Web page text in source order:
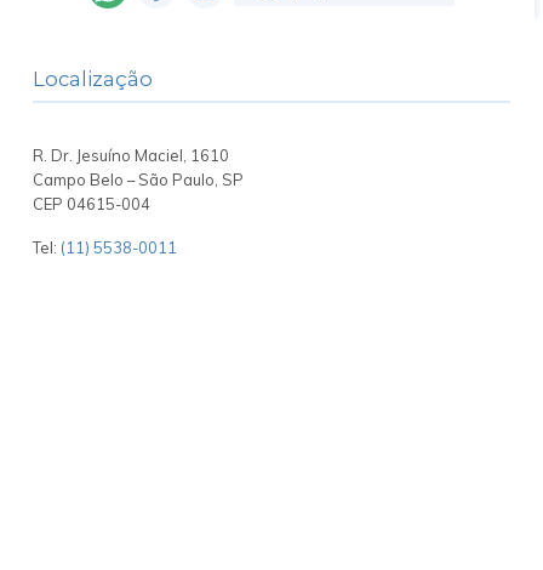
Localização
R. Dr. Jesuíno Maciel, 1610
Campo Belo – São Paulo, SP
CEP 04615-004
Tel: (11) 5538-0011